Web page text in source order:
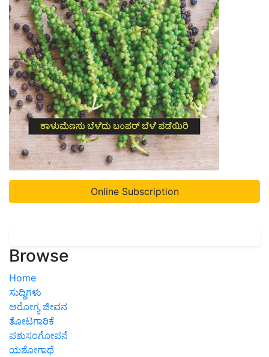
Online Subscription
Browse
Home
ಸುದ್ದಿಗಳು
ಆರೋಗ್ಯ ಜೀವನ
ತೋಟಗಾರಿಕೆ
ಪಶುಸಂಗೋಪನೆ
ಯಶೋಗಾಥೆ